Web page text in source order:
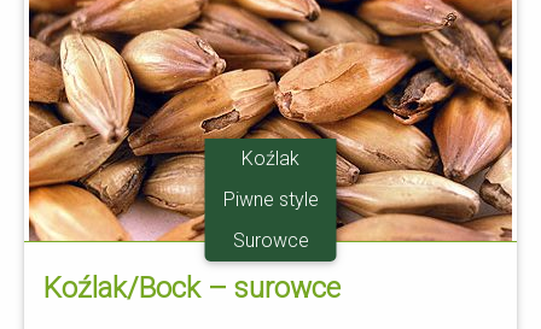
Koźlak
Piwne style
Surowce
Koźlak/Bock – surowce